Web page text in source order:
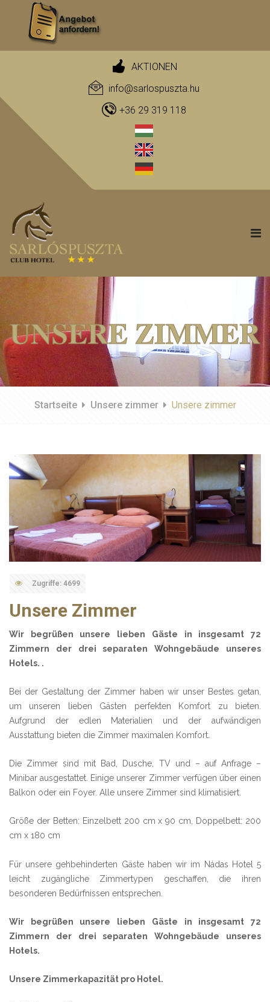
AKTIONEN
info@sarlospuszta.hu
+36 29 319 118
UNSERE ZIMMER
Startseite Unsere zimmer Unsere zimmer
Zugriffe: 4699
Unsere Zimmer
Wir begrüßen unsere lieben Gäste in insgesamt 72
Zimmern der drei separaten Wohngebäude unseres
Hotels. .
Bei der Gestaltung der Zimmer haben wir unser Bestes getan,
um unseren lieben Gästen perfekten Komfort zu bieten.
Aufgrund der edlen Materialien und der aufwändigen
Ausstattung bieten die Zimmer maximalen Komfort.
Die Zimmer sind mit Bad, Dusche, TV und – auf Anfrage –
Minibar ausgestattet. Einige unserer Zimmer verfügen über einen
Balkon oder ein Foyer. Alle unsere Zimmer sind klimatisiert.
Größe der Betten: Einzelbett 200 cm x 90 cm, Doppelbett: 200
cm x 180 cm
Für unsere gehbehinderten Gäste haben wir im Nádas Hotel 5
leicht zugängliche Zimmertypen geschaffen, die ihren
besonderen Bedürfnissen entsprechen.
Wir begrüßen unsere lieben Gäste in insgesamt 72
Zimmern der drei separaten Wohngebäude unseres
Hotels.
Unsere Zimmerkapazität pro Hotel.